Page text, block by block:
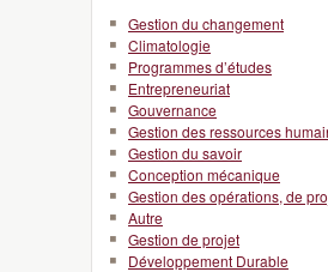
Gestion du changement
Climatologie
Programmes d’études
Entrepreneuriat
Gouvernance
Gestion des ressources
Gestion du savoir
Conception mécanique
Gestion des opérations, de
Autre
Gestion de projet
Développement Durable